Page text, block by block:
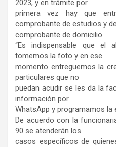
2023, y en trámite por
primera vez hay que
comprobante de estudios y de
comprobante de domicilio.
“Es indispensable que el
tomemos la foto y en ese
momento entreguemos la
particulares que no
puedan acudir se les da la
información por
WhatsApp y programamos la
De acuerdo con la
90 se atenderán los
casos específicos de